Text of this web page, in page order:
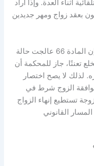
أثناء العدة. وإذا أراد
بعقد زواج ومهر جديدين
ورغم أن التعريف يبدأ بموافقة الزوج، فإن المادة 66 عالجت حالة
تعنتًا، جاز للمحكمة أن
لذلك لا يصح اختصار
الزوج شرط في
تستطيع إنهاء الزواج
القانوني